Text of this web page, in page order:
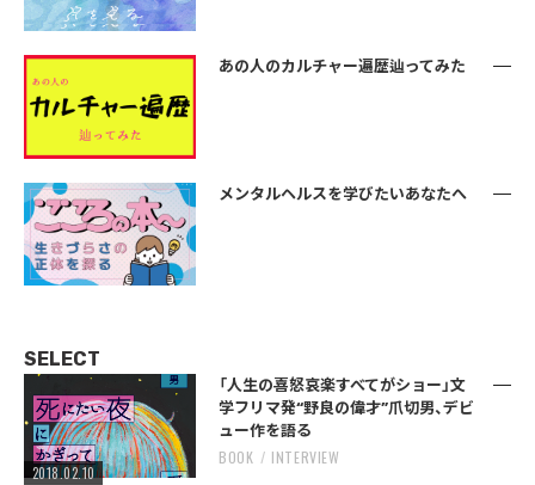
あの人のカルチャー遍歴辿ってみた
メンタルヘルスを学びたいあなたへ
SELECT
2018.02.10
「人生の喜怒哀楽すべてがショー」文
学フリマ発“野良の偉才”爪切男、デビ
ュー作を語る
BOOK INTERVIEW